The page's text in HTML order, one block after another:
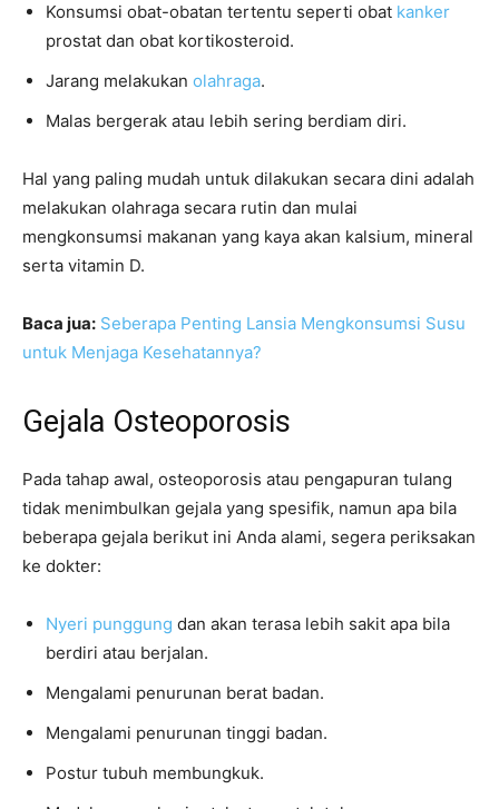
Konsumsi obat-obatan tertentu seperti obat kanker
prostat dan obat kortikosteroid.
Jarang melakukan olahraga.
Malas bergerak atau lebih sering berdiam diri.
Hal yang paling mudah untuk dilakukan secara dini adalah
melakukan olahraga secara rutin dan mulai
mengkonsumsi makanan yang kaya akan kalsium, mineral
serta vitamin D.
Baca jua: Seberapa Penting Lansia Mengkonsumsi Susu
untuk Menjaga Kesehatannya?
Gejala Osteoporosis
Pada tahap awal, osteoporosis atau pengapuran tulang
tidak menimbulkan gejala yang spesifik, namun apa bila
beberapa gejala berikut ini Anda alami, segera periksakan
ke dokter:
Nyeri punggung dan akan terasa lebih sakit apa bila
berdiri atau berjalan.
Mengalami penurunan berat badan.
Mengalami penurunan tinggi badan.
Postur tubuh membungkuk.